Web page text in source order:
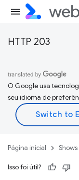
HTTP 203
O Google usa
seu idioma de
Página inicial Shows
Isso foi útil?